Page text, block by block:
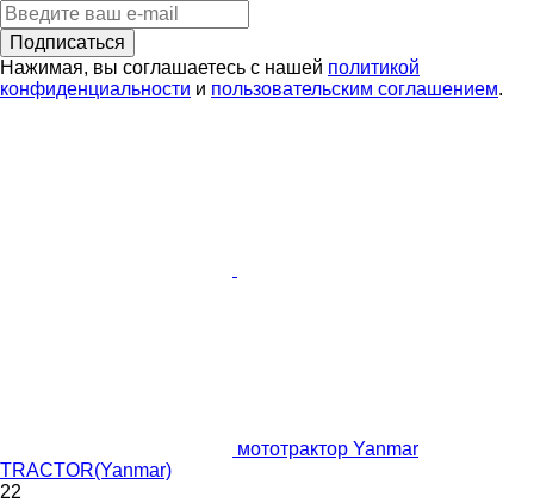
Подписаться
Нажимая, вы соглашаетесь с нашей политикой
конфиденциальности и пользовательским соглашением.
мототрактор Yanmar
TRACTOR(Yanmar)
22